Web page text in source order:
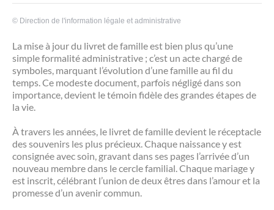
© Direction de l'information légale et administrative
La mise à jour du livret de famille est bien plus qu’une
simple formalité administrative ; c’est un acte chargé de
symboles, marquant l’évolution d’une famille au fil du
temps. Ce modeste document, parfois négligé dans son
importance, devient le témoin fidèle des grandes étapes de
la vie.
À travers les années, le livret de famille devient le réceptacle
des souvenirs les plus précieux. Chaque naissance y est
consignée avec soin, gravant dans ses pages l’arrivée d’un
nouveau membre dans le cercle familial. Chaque mariage y
est inscrit, célébrant l’union de deux êtres dans l’amour et la
promesse d’un avenir commun.